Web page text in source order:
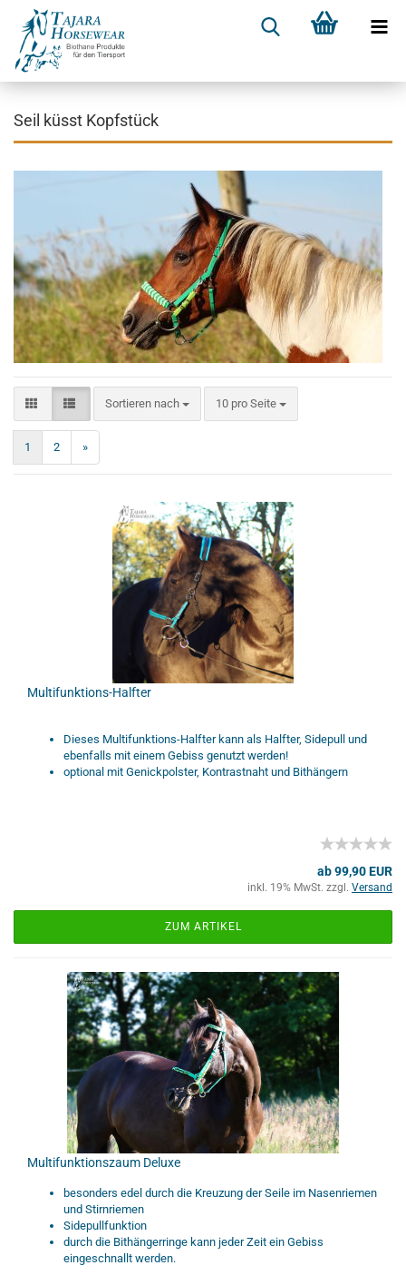
Seil küsst Kopfstück
Sortieren nach 10 pro Seite
1 2 »
Multifunktions-Halfter
Dieses Multifunktions-Halfter kann als Halfter, Sidepull und
ebenfalls mit einem Gebiss genutzt werden!
optional mit Genickpolster, Kontrastnaht und Bithängern
ab 99,90 EUR
inkl. 19% MwSt. zzgl. Versand
ZUM ARTIKEL
Multifunktionszaum Deluxe
besonders edel durch die Kreuzung der Seile im Nasenriemen
und Stirnriemen
Sidepullfunktion
durch die Bithängerringe kann jeder Zeit ein Gebiss
eingeschnallt werden.